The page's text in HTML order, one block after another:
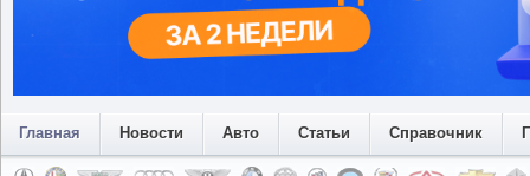
Главная Новости Авто Статьи Справочник